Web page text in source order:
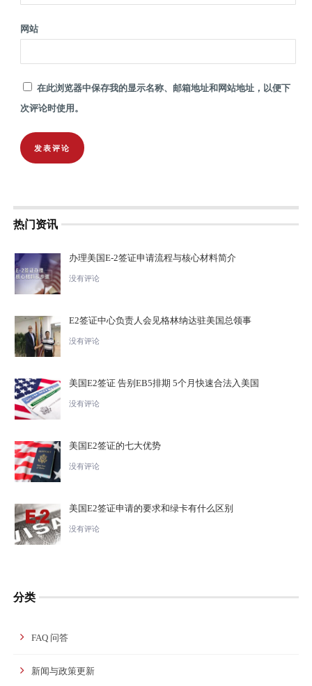
网站
在此浏览器中保存我的显示名称、邮箱地址和网站地址，以便下
次评论时使用。
热门资讯
办理美国E-2签证申请流程与核心材料简介
没有评论
E2签证中心负责人会见格林纳达驻美国总领事
没有评论
美国E2签证 告别EB5排期 5个月快速合法入美国
没有评论
美国E2签证的七大优势
没有评论
美国E2签证申请的要求和绿卡有什么区别
没有评论
分类
FAQ 问答
新闻与政策更新